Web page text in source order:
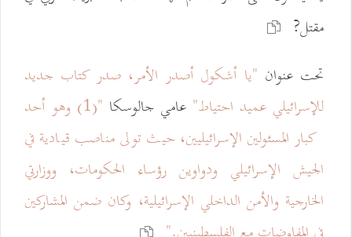
مقتل?
تحت عنوان "يا أشكول أصدر الأمر، صدر كتاب جديد
للإسرائيلي عميد احتياط" عامي جالوسكا
"(1) وهو أحد
كبار المسئولين الإسرائيليين، حيث تولى مناصب قيادية في
الجيش الإسرائيلي ودواوين رؤساء الحكومات، ووزارتي
الخارجية والأمن الداخلي الإسرائيلية، وكان ضمن المشاركين